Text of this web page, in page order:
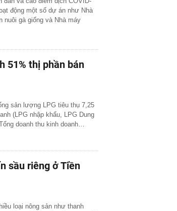
động một số dự án như Nhà
nuôi gà giống và Nhà máy
51% thị phần bán
sản lượng LPG tiêu thụ 7,25
(LPG nhập khẩu, LPG Dung
doanh thu kinh doanh…
sầu riêng ở Tiền
loại nông sản như thanh